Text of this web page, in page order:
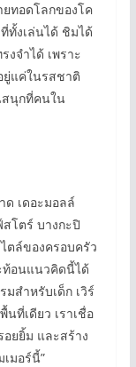
ยทอดโลกของโค
ทั้งเล่นได้ ชิมได้
งจำได้ เพราะ
ยู่แค่ในรสชาติ
สนุกที่คนใน
ด เดอะมอลล์
สโตร์ บางกะปิ
ตล์ของครอบครัว
ท้อนแนวคิดนี้ได้
มสำหรับเด็ก เวิร์
ที่เดียว เราเชื่อ
ยยิ้ม และสร้าง
มอร์นี้”